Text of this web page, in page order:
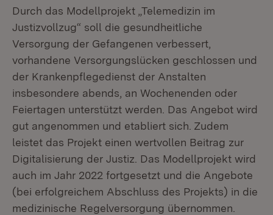
Durch das Modellprojekt „Telemedizin im
Justizvollzug“ soll die gesundheitliche
Versorgung der Gefangenen verbessert,
vorhandene Versorgungslücken geschlossen und
der Krankenpflegedienst der Anstalten
insbesondere abends, an Wochenenden oder
Feiertagen unterstützt werden. Das Angebot wird
gut angenommen und etabliert sich. Zudem
leistet das Projekt einen wertvollen Beitrag zur
Digitalisierung der Justiz. Das Modellprojekt wird
auch im Jahr 2022 fortgesetzt und die Angebote
(bei erfolgreichem Abschluss des Projekts) in die
medizinische Regelversorgung übernommen.